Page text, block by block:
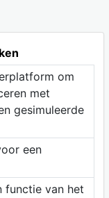
om
met
gesimuleerde
een
functie van het